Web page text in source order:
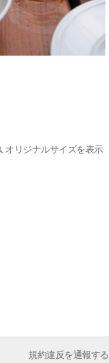
オリジナルサイズを表示
規約違反を通報する